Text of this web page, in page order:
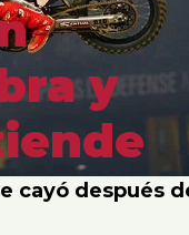
y
cayó después